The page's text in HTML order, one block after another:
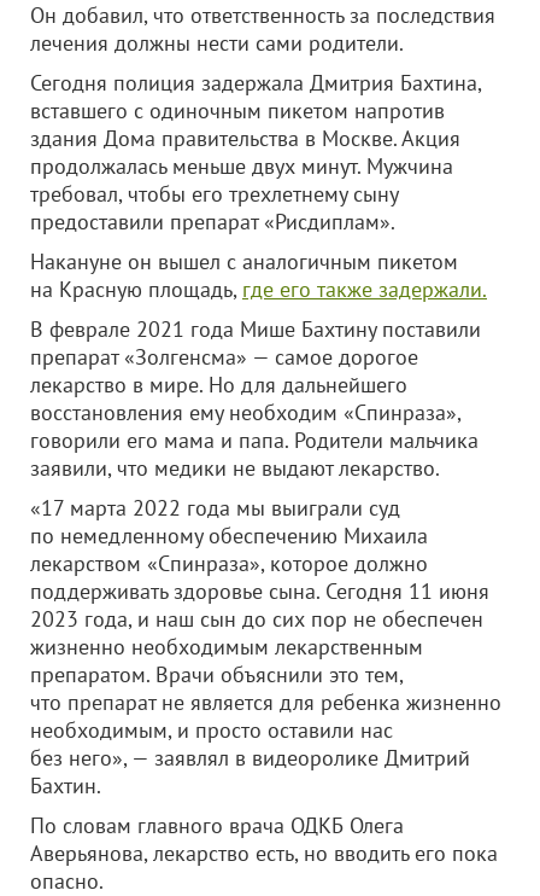
Он добавил, что ответственность за последствия
лечения должны нести сами родители.
Сегодня полиция задержала Дмитрия Бахтина,
вставшего с одиночным пикетом напротив
здания Дома правительства в Москве. Акция
продолжалась меньше двух минут. Мужчина
требовал, чтобы его трехлетнему сыну
предоставили препарат «Рисдиплам».
Накануне он вышел с аналогичным пикетом
на Красную площадь, где его также задержали.
В феврале 2021 года Мише Бахтину поставили
препарат «Золгенсма» — самое дорогое
лекарство в мире. Но для дальнейшего
восстановления ему необходим «Спинраза»,
говорили его мама и папа. Родители мальчика
заявили, что медики не выдают лекарство.
«17 марта 2022 года мы выиграли суд
по немедленному обеспечению Михаила
лекарством «Спинраза», которое должно
поддерживать здоровье сына. Сегодня 11 июня
2023 года, и наш сын до сих пор не обеспечен
жизненно необходимым лекарственным
препаратом. Врачи объяснили это тем,
что препарат не является для ребенка жизненно
необходимым, и просто оставили нас
без него», — заявлял в видеоролике Дмитрий
Бахтин.
По словам главного врача ОДКБ Олега
Аверьянова, лекарство есть, но вводить его пока
опасно.